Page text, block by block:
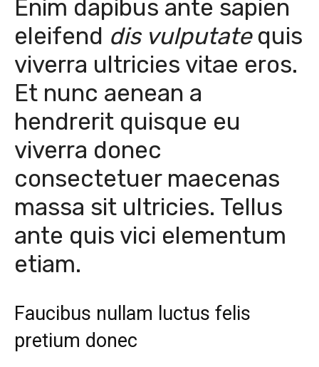
Enim dapibus ante sapien
eleifend dis vulputatequis
viverra ultricies vitae eros.
Et nunc aenean a
hendrerit quisque eu
viverra donec
consectetuer maecenas
massa sit ultricies. Tellus
ante quis vici elementum
etiam.
Faucibus nullam luctus felis
pretium donec